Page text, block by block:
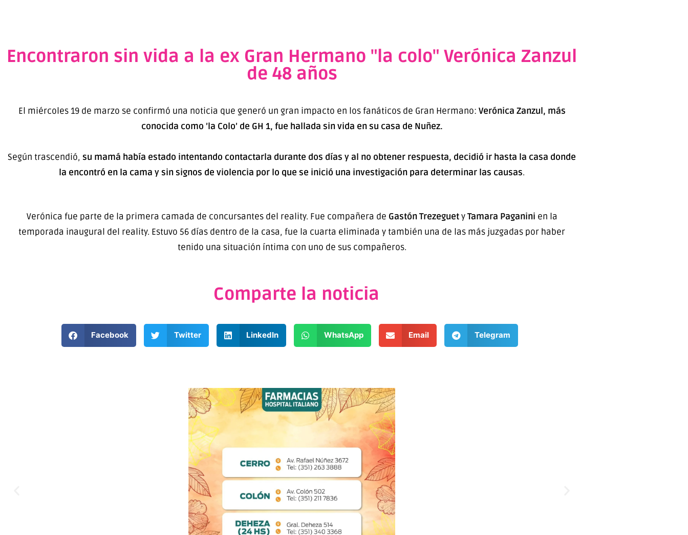
Encontraron sin vida a la ex Gran Hermano "la colo" Verónica Zanzul
de 48 años
El miércoles 19 de marzo se confirmó una noticia que generó un gran impacto en los fanáticos de Gran Hermano: Verónica Zanzul, más
conocida como ’la Colo’ de GH 1, fue hallada sin vida en su casa de Nuñez.
Según trascendió, su mamá había estado intentando contactarla durante dos días y al no obtener respuesta, decidió ir hasta la casa donde
la encontró en la cama y sin signos de violencia por lo que se inició una investigación para determinar las causas.
Verónica fue parte de la primera camada de concursantes del reality. Fue compañera de Gastón TrezeguetyTamara Paganini en la
temporada inaugural del reality. Estuvo 56 días dentro de la casa, fue la cuarta eliminada y también una de las más juzgadas por haber
tenido una situación íntima con uno de sus compañeros.
Comparte la noticia
Facebook Twitter LinkedIn WhatsApp Email Telegram